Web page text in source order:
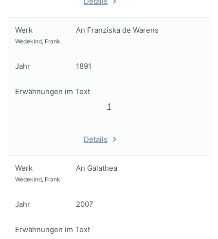
Werk An Franziska de Warens
Wedekind, Frank
Jahr 1891
Erwähnungen im Text
1
Details
Werk An Galathea
Wedekind, Frank
Jahr 2007
Erwähnungen im Text